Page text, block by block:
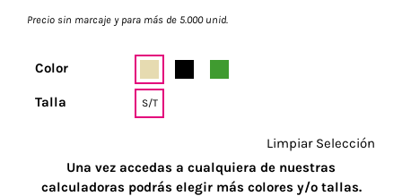
Precio sin marcaje y para más de 5.000 unid.
Color
Talla S/T
Limpiar Selección
Una vez accedas a cualquiera de nuestras
calculadoras podrás elegir más colores y/o tallas.